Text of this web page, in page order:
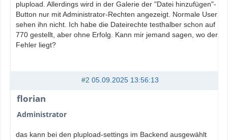
plupload. Allerdings wird in der Galerie der "Datei hinzufügen"-
Button nur mit Administrator-Rechten angezeigt. Normale User
sehen ihn nicht. Ich habe die Dateirechte testhalber schon auf
770 gestellt, aber ohne Erfolg. Kann mir jemand sagen, wo der
Fehler liegt?
#2 05.09.2025 13:56:13
florian
Administrator
das kann bei den plupload-settings im Backend ausgewählt